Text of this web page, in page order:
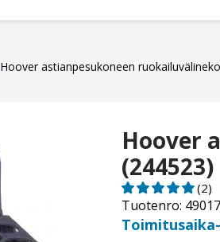
Hoover astianpesukoneen
Hoover
(244523)
Tuotenro:
(2)